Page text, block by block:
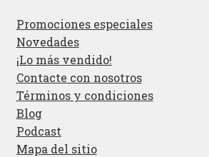
Promociones especiales
Novedades
¡Lo más vendido!
Contacte con nosotros
Términos y condiciones
Blog
Podcast
Mapa del sitio